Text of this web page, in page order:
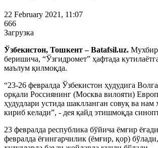
22 February 2021, 11:07
666
Загрузка
Ўзбекистон, Тошкент – Batafsil.uz.
беришича, “Ўзгидромет” ҳафтада
маълум қилмоқда.
“23-26 февралда Ўзбекистон ҳудудига
орқали Россиянинг (Москва вилояти)
ҳудудлари устида шаклланган совуқ ва нам
кириб келади”, - дея қайд этишмоқда
23 февралда республика бўйича ёмғир
февралда ёғингарчилик (ёмғир, қор)